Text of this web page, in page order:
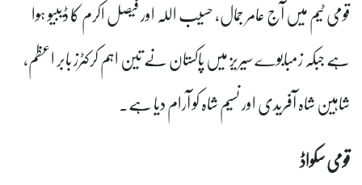
قومی ٹیم میں آج عامر جمال، حسیب اللہ اور فیصل اکرم کا ڈیبیو ہوا
ہے جبکہ زمبابوے سیریز میں پاکستان نے تین اہم کرکٹرز بابر اعظم،
شاہین شاہ آفریدی اور نسیم شاہ کو آرام دیا ہے۔
قومی سکواڈ